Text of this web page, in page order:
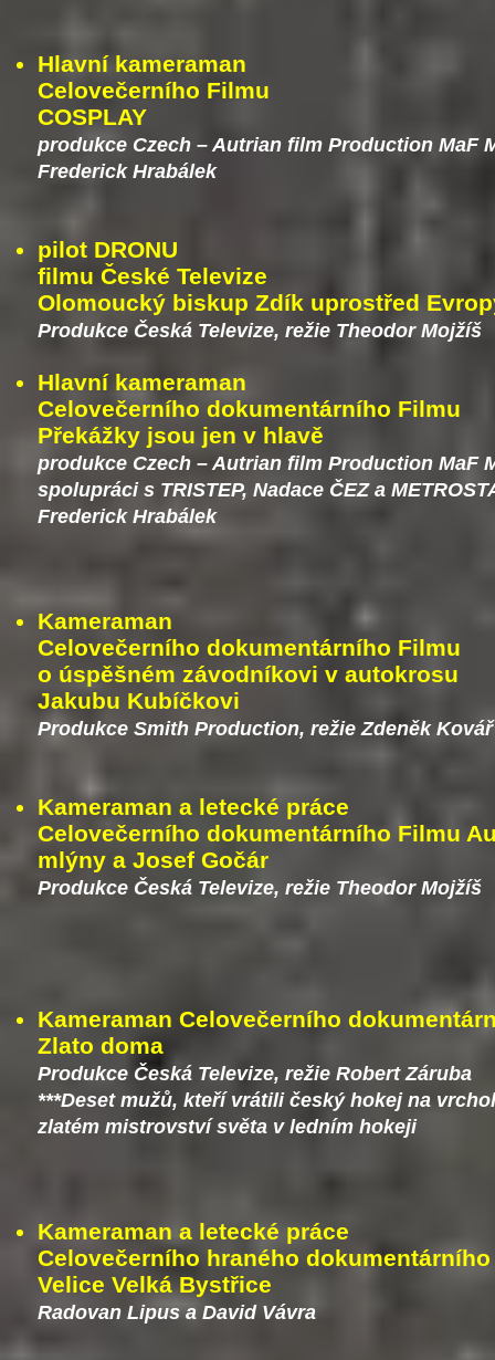
Hlavní kameraman
Celovečerního Filmu
COSPLAY
produkce Czech – Autrian film Production MaF
Frederick Hrabálek
pilot DRONU
filmu České Televize
Olomoucký biskup Zdík uprostřed
Produkce Česká Televize, režie Theodor Mojžíš
Hlavní kameraman
Celovečerního dokumentárního Filmu
Překážky jsou jen v hlavě
produkce Czech – Autrian film Production MaF
spolupráci s TRISTEP, Nadace ČEZ a
Frederick Hrabálek
Kameraman
Celovečerního dokumentárního Filmu
o úspěšném závodníkovi v autokrosu
Jakubu Kubíčkovi
Produkce Smith Production, režie Zdeněk Kovář
Kameraman a letecké práce
Celovečerního dokumentárního Filmu
mlýny a Josef Gočár
Produkce Česká Televize, režie Theodor Mojžíš
Kameraman Celovečerního
Zlato doma
Produkce Česká Televize, režie Robert Záruba
***Deset mužů, kteří vrátili český hokej na
zlatém mistrovství světa v ledním hokeji
Kameraman a letecké práce
Celovečerního hraného
Velice Velká Bystřice
Radovan Lipus a David Vávra